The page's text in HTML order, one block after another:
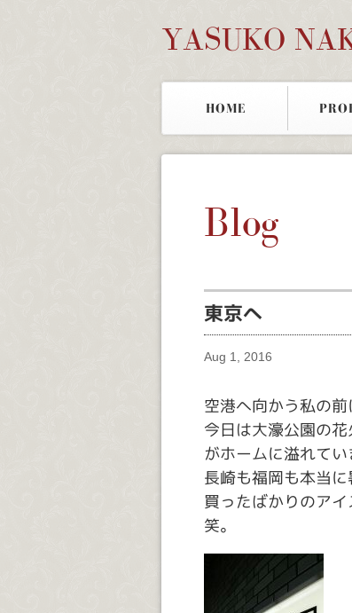
YASUKO
HOME
Blog
東京へ
Aug 1, 2016
空港へ向かう私の前
今日は大濠公園の
がホームに溢れてい
長崎も福岡も本当に
買ったばかりのア
笑。